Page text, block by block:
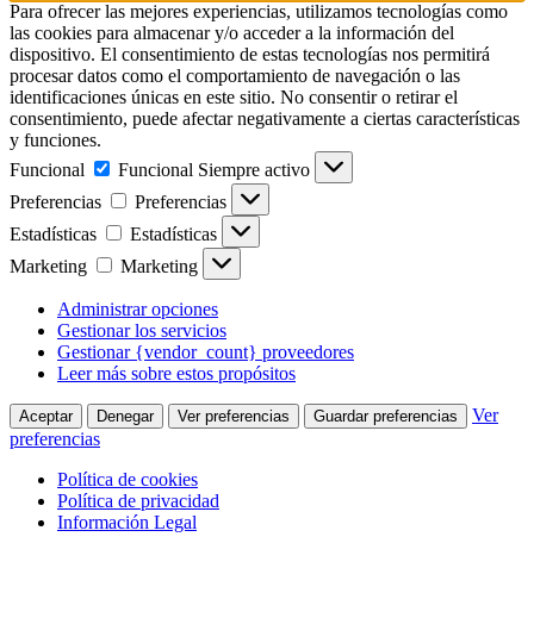
Para ofrecer las mejores experiencias, utilizamos tecnologías como
las cookies para almacenar y/o acceder a la información del
dispositivo. El consentimiento de estas tecnologías nos permitirá
procesar datos como el comportamiento de navegación o las
identificaciones únicas en este sitio. No consentir o retirar el
consentimiento, puede afectar negativamente a ciertas características
y funciones.
Funcional
Funcional Siempre activo
Preferencias
Preferencias
Estadísticas
Estadísticas
Marketing
Marketing
Administrar opciones
Gestionar los servicios
Gestionar {vendor_count} proveedores
Leer más sobre estos propósitos
Aceptar Denegar Ver preferencias Guardar preferencias
Ver
preferencias
Política de cookies
Política de privacidad
Información Legal